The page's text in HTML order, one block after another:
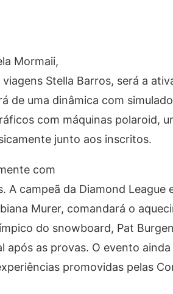
Mormaii,
Stella Barros, será a
de uma dinâmica com
com máquinas polaroid,
junto aos inscritos.
com
A campeã da Diamond League
Murer, comandará o
do snowboard, Pat
após as provas. O evento
promovidas pelas